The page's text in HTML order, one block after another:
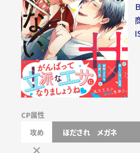
CP属性
攻め
ほだされ メガネ